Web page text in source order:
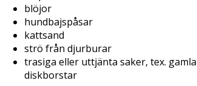
blöjor
hundbajspåsar
kattsand
strö från djurburar
trasiga eller uttjänta saker, tex. gamla
diskborstar